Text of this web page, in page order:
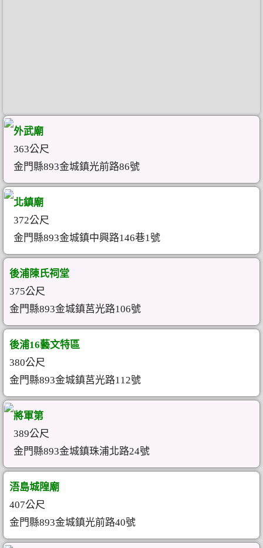
外武廟
363公尺
金門縣893金城鎮光前路86號
北鎮廟
372公尺
金門縣893金城鎮中興路146巷1號
後浦陳氏祠堂
375公尺
金門縣893金城鎮莒光路106號
後浦16藝文特區
380公尺
金門縣893金城鎮莒光路112號
將軍第
389公尺
金門縣893金城鎮珠浦北路24號
浯島城隍廟
407公尺
金門縣893金城鎮光前路40號